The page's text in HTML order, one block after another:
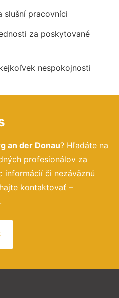
slušní pracovníci
za poskytované
nespokojnosti
an der Donau? Hľadáte na
profesionálov za
informácií či nezáväznú
kontaktovať –